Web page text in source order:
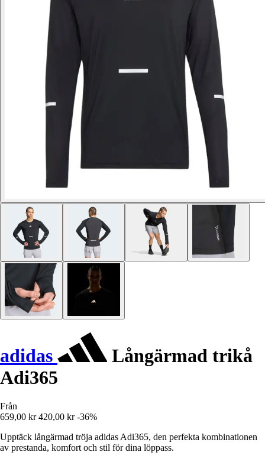
adidas
Långärmad trikå
Adi365
Från
659,00 kr 420,00 kr -36%
Upptäck långärmad tröja adidas Adi365, den perfekta kombinationen
av prestanda, komfort och stil för dina löppass.